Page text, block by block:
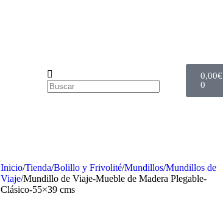
0,00€
0
Inicio/Tienda/Bolillo y Frivolité/Mundillos/Mundillos de
Viaje/Mundillo de Viaje-Mueble de Madera Plegable-
Clásico-55×39 cms